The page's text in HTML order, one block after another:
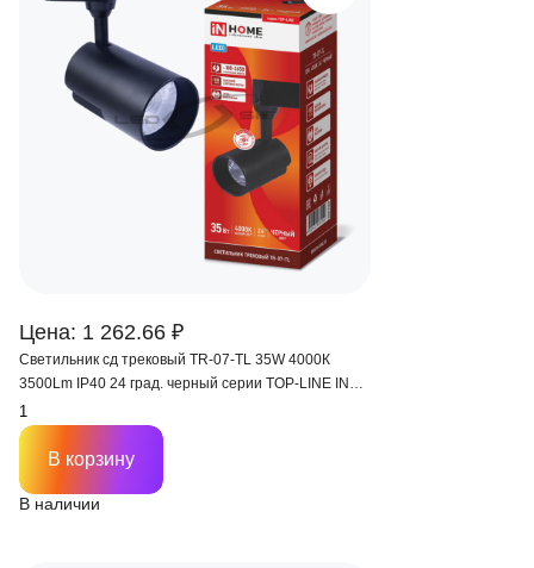
Цена: 1 262.66 ₽
Светильник сд трековый TR-07-TL 35W 4000К
3500Lm IP40 24 град. черный серии TOP-LINE IN
HOME
В наличии
В корзину